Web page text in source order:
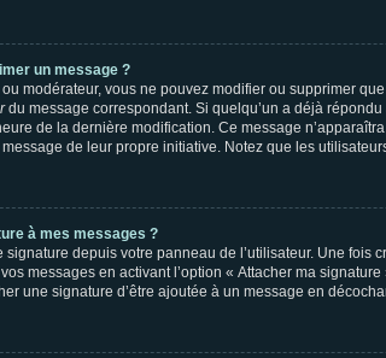
un message ?
modérateur, vous ne pouvez modifier ou supprimer
du message correspondant. Si quelqu’un a déjà
de la dernière modification. Ce message
de leur propre initiative. Notez que les
à mes messages ?
signature depuis votre panneau de l’utilisateur. Une fois
messages en activant l’option « Attacher ma
une signature d’être ajoutée à un message en